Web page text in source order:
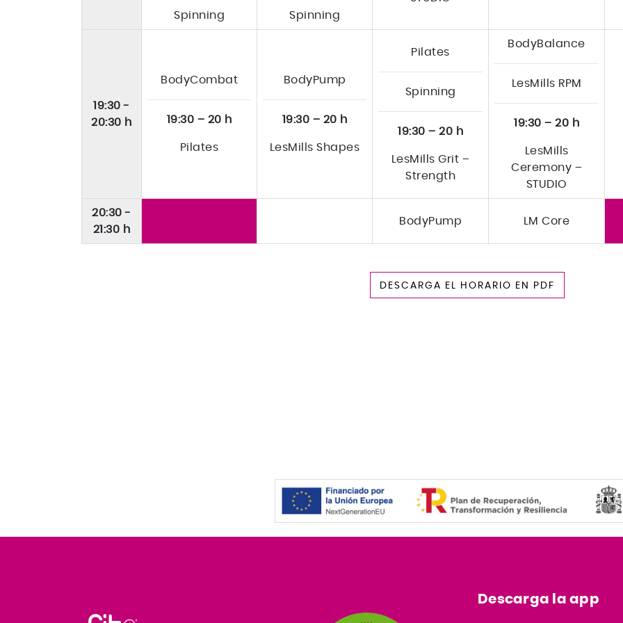
Spinning Spinning
19:30 -
20:30 h
BodyCombat
19:30 – 20 h
Pilates
BodyPump
19:30 – 20 h
LesMills Shapes
Pilates
Spinning
19:30 – 20 h
LesMills Grit –
Strength
BodyBalance
LesMills RPM
19:30 – 20 h
LesMills
Ceremony –
STUDIO
20:30 -
21:30 h
BodyPump LM Core
DESCARGA EL HORARIO EN PDF
Descarga la app